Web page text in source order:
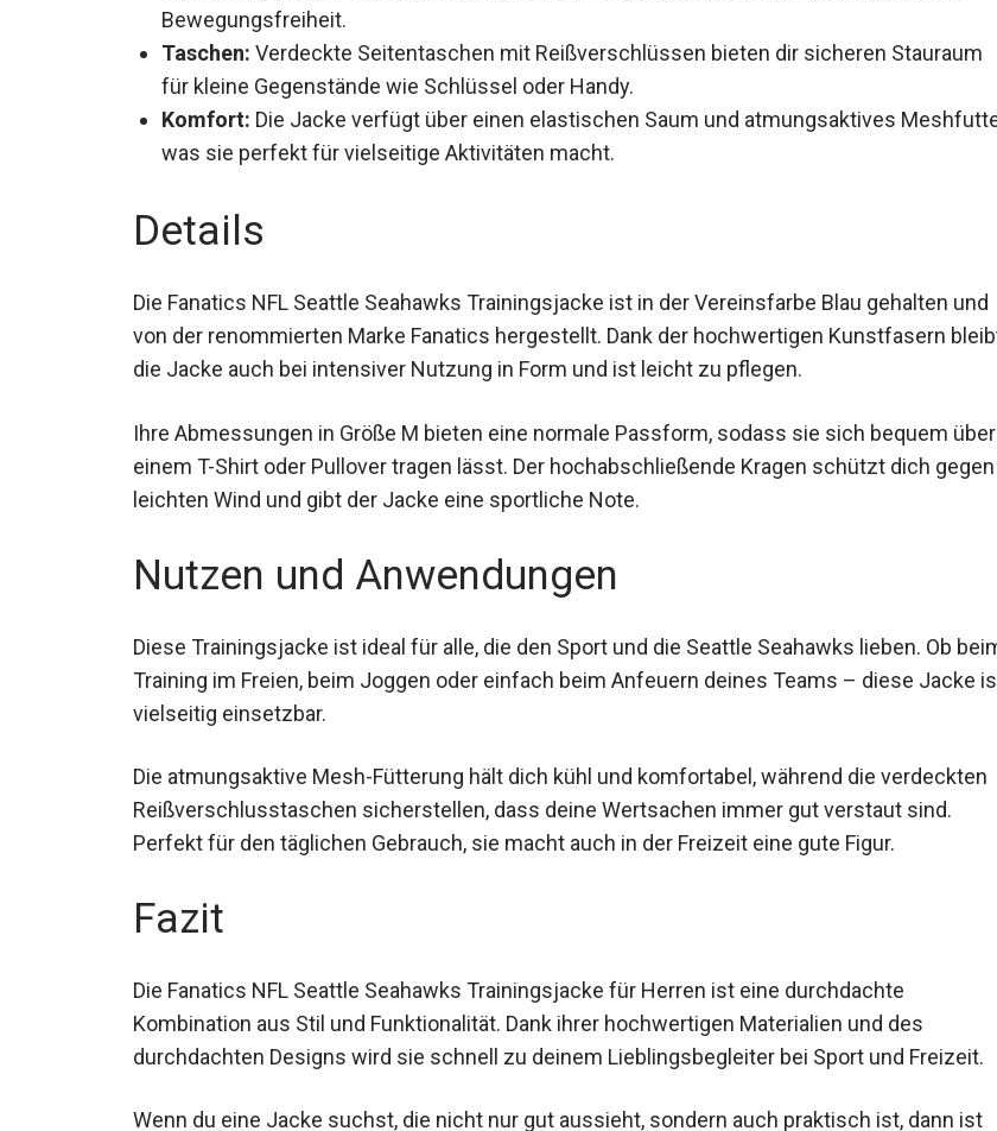
Bewegungsfreiheit.
Taschen: Verdeckte Seitentaschen mit Reißverschlüssen bieten dir sicheren Stauraum
für kleine Gegenstände wie Schlüssel oder Handy.
Komfort: Die Jacke verfügt über einen elastischen Saum und atmungsaktives
Meshfutter, was sie perfekt für vielseitige Aktivitäten macht.
Details
Die Fanatics NFL Seattle Seahawks Trainingsjacke ist in der Vereinsfarbe Blau gehalten und
von der renommierten Marke Fanatics hergestellt. Dank der hochwertigen Kunstfasern
bleibt die Jacke auch bei intensiver Nutzung in Form und ist leicht zu pflegen.
Ihre Abmessungen in Größe M bieten eine normale Passform, sodass sie sich bequem über
einem T-Shirt oder Pullover tragen lässt. Der hochabschließende Kragen schützt dich gegen
leichten Wind und gibt der Jacke eine sportliche Note.
Nutzen und Anwendungen
Diese Trainingsjacke ist ideal für alle, die den Sport und die Seattle Seahawks lieben. Ob
beim Training im Freien, beim Joggen oder einfach beim Anfeuern deines Teams – diese
Jacke ist vielseitig einsetzbar.
Die atmungsaktive Mesh-Fütterung hält dich kühl und komfortabel, während die verdeckten
Reißverschlusstaschen sicherstellen, dass deine Wertsachen immer gut verstaut sind.
Perfekt für den täglichen Gebrauch, sie macht auch in der Freizeit eine gute Figur.
Fazit
Die Fanatics NFL Seattle Seahawks Trainingsjacke für Herren ist eine durchdachte
Kombination aus Stil und Funktionalität. Dank ihrer hochwertigen Materialien und des
durchdachten Designs wird sie schnell zu deinem Lieblingsbegleiter bei Sport und Freizeit.
Wenn du eine Jacke suchst, die nicht nur gut aussieht, sondern auch praktisch ist, dann ist